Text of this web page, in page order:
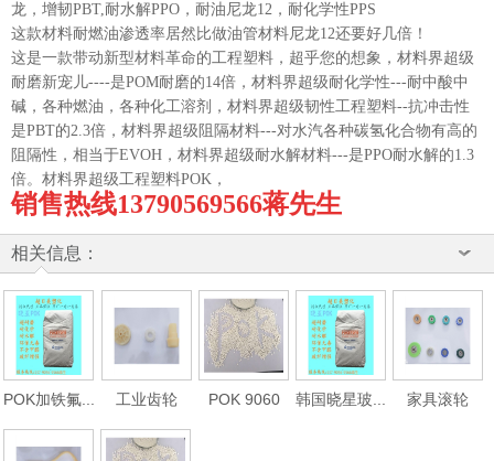
龙，增韧PBT,耐水解PPO，耐油尼龙12，耐化学性PPS
这款材料耐燃油渗透率居然比做油管材料尼龙12还要好几倍！
这是一款带动新型材料革命的工程塑料，超乎您的想象，材料界超级
耐磨新宠儿----是POM耐磨的14倍，材料界超级耐化学性---耐中酸中
碱，各种燃油，各种化工溶剂，材料界超级韧性工程塑料--抗冲击性
是PBT的2.3倍，材料界超级阻隔材料---对水汽各种碳氢化合物有高的
阻隔性，相当于EVOH，材料界超级耐水解材料---是PPO耐水解的1.3
倍。材料界超级工程塑料POK，
销售热线13790569566蒋先生
相关信息：
POK加铁氟... 工业齿轮 POK 9060 韩国晓星玻... 家具滚轮